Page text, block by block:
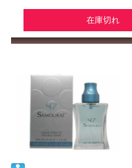
在庫切れ